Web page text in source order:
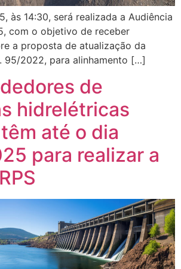
às 14:30, será realizada a Audiência
com o objetivo de receber
a proposta de atualização da
95/2022, para alinhamento […]
de
hidrelétricas
até o dia
para realizar a